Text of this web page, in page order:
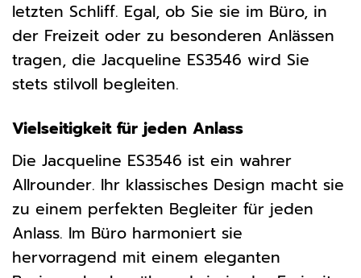
letzten Schliff. Egal, ob Sie sie im Büro, in
der Freizeit oder zu besonderen Anlässen
tragen, die Jacqueline ES3546 wird Sie
stets stilvoll begleiten.
Vielseitigkeit für jeden Anlass
Die Jacqueline ES3546 ist ein wahrer
Allrounder. Ihr klassisches Design macht sie
zu einem perfekten Begleiter für jeden
Anlass. Im Büro harmoniert sie
hervorragend mit einem eleganten